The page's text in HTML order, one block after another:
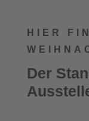
HIER
Der